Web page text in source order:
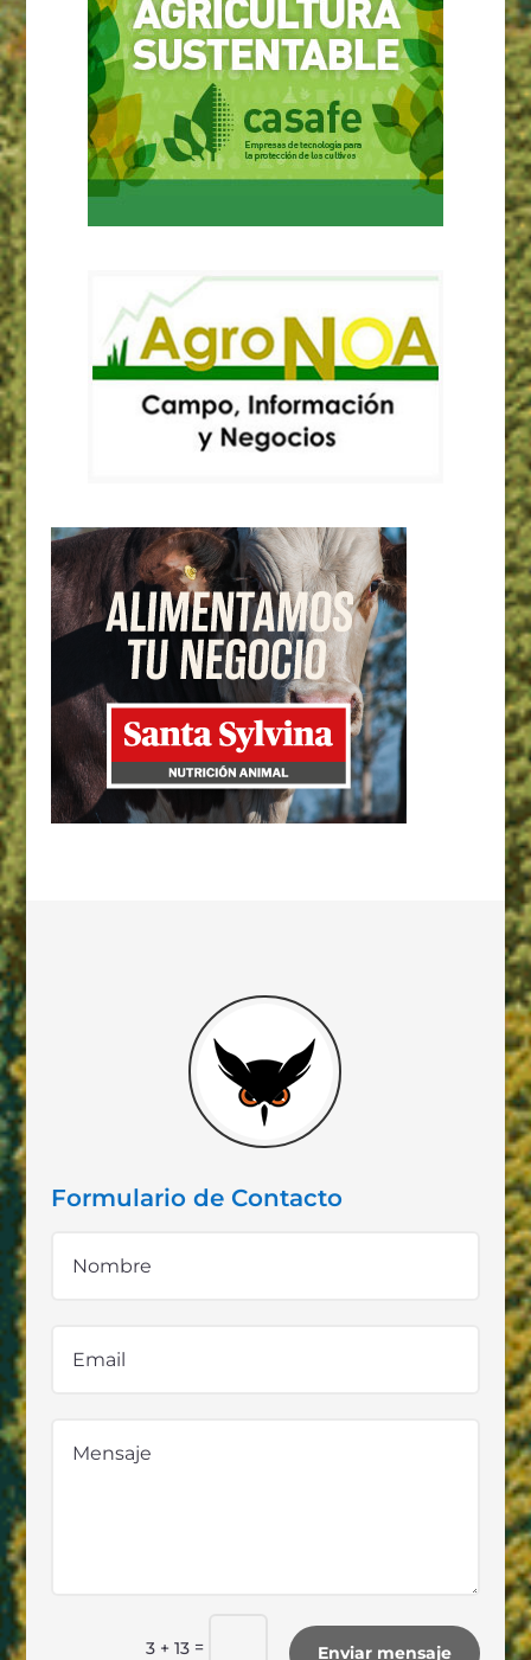
Formulario de Contacto
3 + 13 = Enviar mensaje